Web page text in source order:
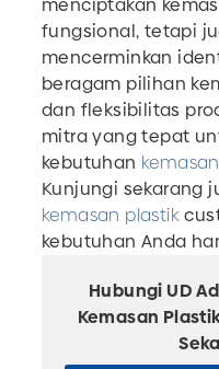
fungsional, tetapi
mencerminkan
beragam pilihan
dan fleksibilitas
mitra yang tepat
kebutuhan
Kunjungi sekarang
kemasan plastik
kebutuhan Anda
Hubungi UD
Kemasan